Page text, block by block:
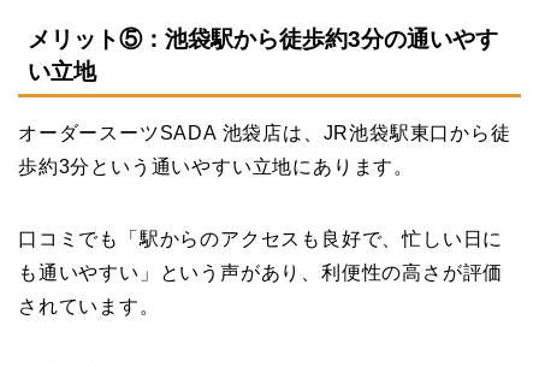
メリット⑤：池袋駅から徒歩約3分の通いやす
い立地
オーダースーツSADA 池袋店は、JR池袋駅東口から徒
歩約3分という通いやすい立地にあります。
口コミでも「駅からのアクセスも良好で、忙しい日に
も通いやすい」という声があり、利便性の高さが評価
されています。